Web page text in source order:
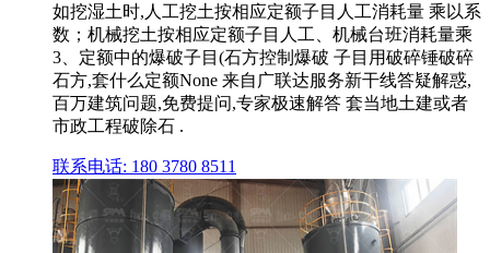
如挖湿土时,人工挖土按相应定额子目人工消耗量 乘以系
数；机械挖土按相应定额子目人工、机械台班消耗量乘
3、定额中的爆破子目(石方控制爆破 子目用破碎锤破碎
石方,套什么定额None 来自广联达服务新干线答疑解惑,
百万建筑问题,免费提问,专家极速解答 套当地土建或者
市政工程破除石 .
联系电话: 180 3780 8511